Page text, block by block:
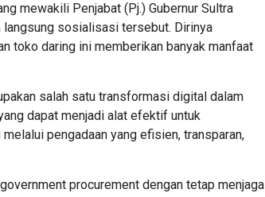
mewakili Penjabat (Pj.) Gubernur Sultra
langsung sosialisasi tersebut. Dirinya
toko daring ini memberikan banyak manfaat
salah satu transformasi digital dalam
dapat menjadi alat efektif untuk
pengadaan yang efisien, transparan,
procurement dengan tetap menjaga